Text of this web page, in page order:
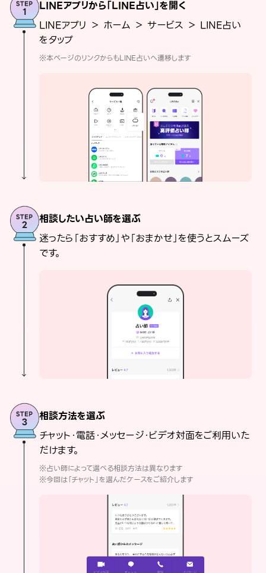
LINEアプリから「LINE占い」を開く
LINEアプリ ＞ ホーム ＞ サービス ＞ LINE占い
をタップ
※本ページのリンクからもLINE占いへ遷移します
相談したい占い師を選ぶ
迷ったら「おすすめ」や「おまかせ」を使うとスムーズ
です。
相談方法を選ぶ
チャット・電話・メッセージ・ビデオ対面をご利用いた
だけます。
※占い師によって選べる相談方法は異なります
※今回は「チャット」を選んだケースをご紹介します